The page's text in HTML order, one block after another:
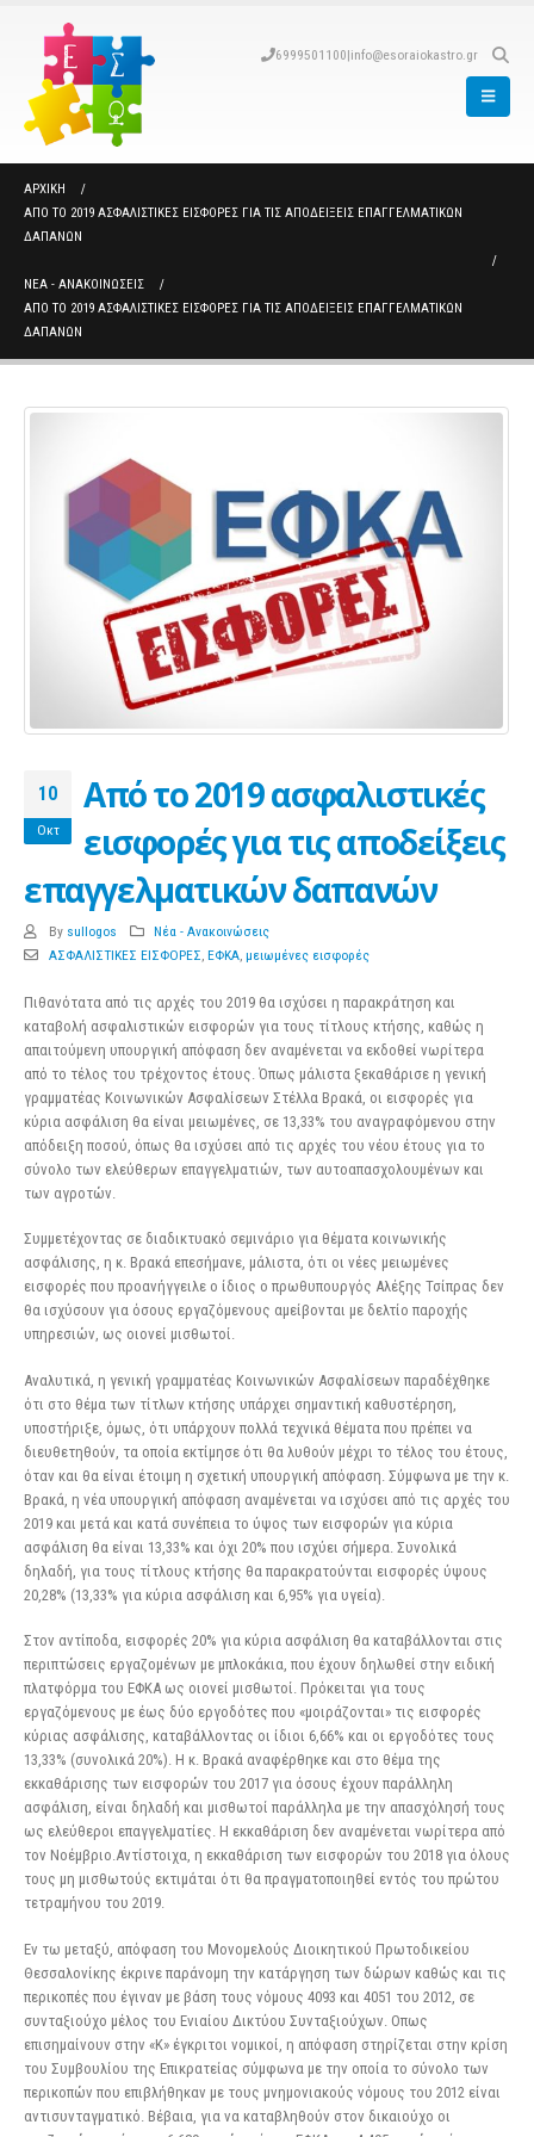
6999501100|info@esoraiokastro.gr
ΑΡΧΙΚΉ
ΑΠΌ ΤΟ 2019 ΑΣΦΑΛΙΣΤΙΚΈΣ ΕΙΣΦΟΡΈΣ ΓΙΑ ΤΙΣ ΑΠΟΔΕΊΞΕΙΣ ΕΠΑΓΓΕΛΜΑΤΙΚΏΝ
ΔΑΠΑΝΏΝ
ΝΈΑ - ΑΝΑΚΟΙΝΏΣΕΙΣ
ΑΠΌ ΤΟ 2019 ΑΣΦΑΛΙΣΤΙΚΈΣ ΕΙΣΦΟΡΈΣ ΓΙΑ ΤΙΣ ΑΠΟΔΕΊΞΕΙΣ ΕΠΑΓΓΕΛΜΑΤΙΚΏΝ
ΔΑΠΑΝΏΝ
10
Οκτ
Από το 2019 ασφαλιστικές
εισφορές για τις αποδείξεις
επαγγελματικών δαπανών
By sullogos
Νέα - Ανακοινώσεις
ΑΣΦΑΛΙΣΤΙΚΕΣ ΕΙΣΦΟΡΕΣ ΕΦΚΑ, μειωμένες εισφορές
Πιθανότατα από τις αρχές του 2019 θα ισχύσει η παρακράτηση και
καταβολή ασφαλιστικών εισφορών για τους τίτλους κτήσης, καθώς η
απαιτούμενη υπουργική απόφαση δεν αναμένεται να εκδοθεί νωρίτερα
από το τέλος του τρέχοντος έτους. Όπως μάλιστα ξεκαθάρισε η γενική
γραμματέας Κοινωνικών Ασφαλίσεων Στέλλα Βρακά, οι εισφορές για
κύρια ασφάλιση θα είναι μειωμένες, σε 13,33% του αναγραφόμενου στην
απόδειξη ποσού, όπως θα ισχύσει από τις αρχές του νέου έτους για το
σύνολο των ελεύθερων επαγγελματιών, των αυτοαπασχολουμένων και
των αγροτών.
Συμμετέχοντας σε διαδικτυακό σεμινάριο για θέματα κοινωνικής
ασφάλισης, η κ. Βρακά επεσήμανε, μάλιστα, ότι οι νέες μειωμένες
εισφορές που προανήγγειλε ο ίδιος ο πρωθυπουργός Αλέξης Τσίπρας δεν
θα ισχύσουν για όσους εργαζόμενους αμείβονται με δελτίο παροχής
υπηρεσιών, ως οιονεί μισθωτοί.
Αναλυτικά, η γενική γραμματέας Κοινωνικών Ασφαλίσεων παραδέχθηκε
ότι στο θέμα των τίτλων κτήσης υπάρχει σημαντική καθυστέρηση,
υποστήριξε, όμως, ότι υπάρχουν πολλά τεχνικά θέματα που πρέπει να
διευθετηθούν, τα οποία εκτίμησε ότι θα λυθούν μέχρι το τέλος του έτους,
όταν και θα είναι έτοιμη η σχετική υπουργική απόφαση. Σύμφωνα με την κ.
Βρακά, η νέα υπουργική απόφαση αναμένεται να ισχύσει από τις αρχές του
2019 και μετά και κατά συνέπεια το ύψος των εισφορών για κύρια
ασφάλιση θα είναι 13,33% και όχι 20% που ισχύει σήμερα. Συνολικά
δηλαδή, για τους τίτλους κτήσης θα παρακρατούνται εισφορές ύψους
20,28% (13,33% για κύρια ασφάλιση και 6,95% για υγεία).
Στον αντίποδα, εισφορές 20% για κύρια ασφάλιση θα καταβάλλονται στις
περιπτώσεις εργαζομένων με μπλοκάκια, που έχουν δηλωθεί στην ειδική
πλατφόρμα του ΕΦΚΑ ως οιονεί μισθωτοί. Πρόκειται για τους
εργαζόμενους με έως δύο εργοδότες που «μοιράζονται» τις εισφορές
κύριας ασφάλισης, καταβάλλοντας οι ίδιοι 6,66% και οι εργοδότες τους
13,33% (συνολικά 20%). Η κ. Βρακά αναφέρθηκε και στο θέμα της
εκκαθάρισης των εισφορών του 2017 για όσους έχουν παράλληλη
ασφάλιση, είναι δηλαδή και μισθωτοί παράλληλα με την απασχόλησή τους
ως ελεύθεροι επαγγελματίες. Η εκκαθάριση δεν αναμένεται νωρίτερα από
τον Νοέμβριο.Αντίστοιχα, η εκκαθάριση των εισφορών του 2018 για όλους
τους μη μισθωτούς εκτιμάται ότι θα πραγματοποιηθεί εντός του πρώτου
τετραμήνου του 2019.
Εν τω μεταξύ, απόφαση του Μονομελούς Διοικητικού Πρωτοδικείου
Θεσσαλονίκης έκρινε παράνομη την κατάργηση των δώρων καθώς και τις
περικοπές που έγιναν με βάση τους νόμους 4093 και 4051 του 2012, σε
συνταξιούχο μέλος του Ενιαίου Δικτύου Συνταξιούχων. Οπως
επισημαίνουν στην «Κ» έγκριτοι νομικοί, η απόφαση στηρίζεται στην κρίση
του Συμβουλίου της Επικρατείας σύμφωνα με την οποία το σύνολο των
περικοπών που επιβλήθηκαν με τους μνημονιακούς νόμους του 2012 είναι
αντισυνταγματικό. Βέβαια, για να καταβληθούν στον δικαιούχο οι